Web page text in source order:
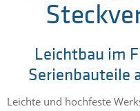
Leichtbau im
Serienbauteile
Leichte und hochfeste